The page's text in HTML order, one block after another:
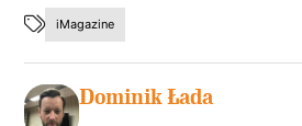
iMagazine
Dominik Łada